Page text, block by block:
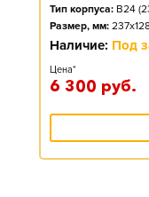
Тип корпуса: B24
Размер, мм:
Наличие: Под
Цена*
6 300 руб.